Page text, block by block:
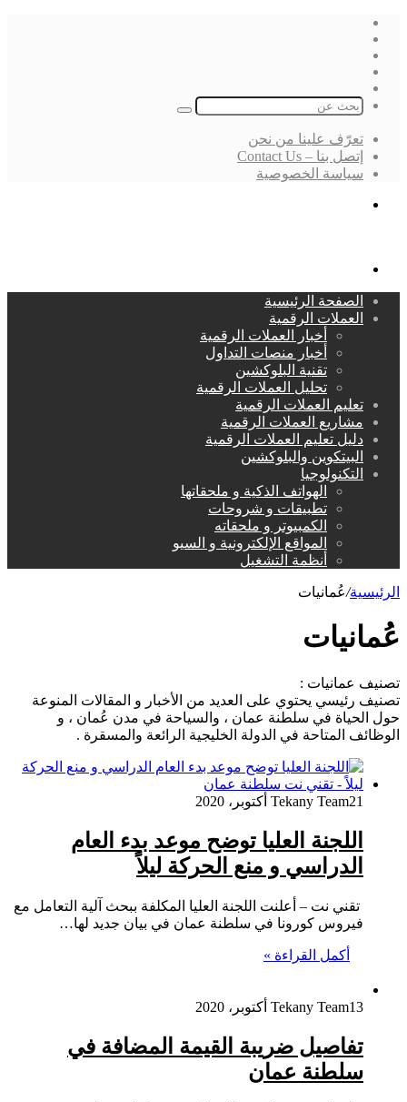
بحث
تعرّف علينا من نحن
إتصل بنا – Contact Us
سياسة الخصوصية
الصفحة الرئيسية
العملات الرقمية
أخبار العملات الرقمية
أخبار منصات التداول
تقنية البلوكشين
تحليل العملات الرقمية
تعليم العملات الرقمية
مشاريع العملات الرقمية
دليل تعليم العملات الرقمية
البيتكوين والبلوكشين
التكنولوجيا
الهواتف الذكية و ملحقاتها
تطبيقات و شروحات
الكمبيوتر و ملحقاته
المواقع الإلكترونية و السيو
أنظمة التشغيل
الرئيسية/عُمانيات
عُمانيات
تصنيف عمانيات :
تصنيف رئيسي يحتوي على العديد من الأخبار و المقالات المنوعة
حول الحياة في سلطنة عمان ، والسياحة في مدن عُمان ، و
الوظائف المتاحة في الدولة الخليجية الرائعة والمسقرة .
Tekany Team21 أكتوبر، 2020
اللجنة العليا توضح موعد بدء العام
الدراسي و منع الحركة ليلاً
تقني نت – أعلنت اللجنة العليا المكلفة ببحث آلية التعامل مع
فيروس كورونا في سلطنة عمان في بيان جديد لها…
أكمل القراءة »
Tekany Team13 أكتوبر، 2020
تفاصيل ضريبة القيمة المضافة في
سلطنة عمان